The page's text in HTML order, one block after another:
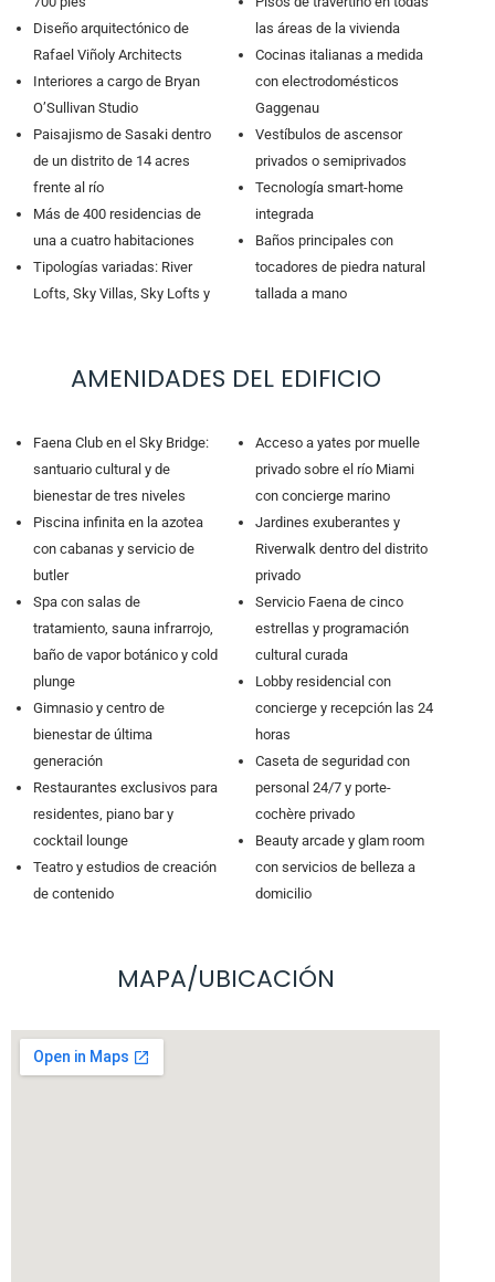
Diseño arquitectónico de
Rafael Viñoly Architects
Interiores a cargo de Bryan
O’Sullivan Studio
Paisajismo de Sasaki dentro
de un distrito de 14 acres
frente al río
Más de 400 residencias de
una a cuatro habitaciones
Tipologías variadas: River
Lofts, Sky Villas, Sky Lofts y
las áreas de la vivienda
Cocinas italianas a medida
con electrodomésticos
Gaggenau
Vestíbulos de ascensor
privados o semiprivados
Tecnología smart-home
integrada
Baños principales con
tocadores de piedra natural
tallada a mano
AMENIDADES DEL EDIFICIO
Faena Club en el Sky Bridge:
santuario cultural y de
bienestar de tres niveles
Piscina infinita en la azotea
con cabanas y servicio de
butler
Spa con salas de
tratamiento, sauna infrarrojo,
baño de vapor botánico y cold
plunge
Gimnasio y centro de
bienestar de última
generación
Restaurantes exclusivos para
residentes, piano bar y
cocktail lounge
Teatro y estudios de creación
de contenido
Acceso a yates por muelle
privado sobre el río Miami
con concierge marino
Jardines exuberantes y
Riverwalk dentro del distrito
privado
Servicio Faena de cinco
estrellas y programación
cultural curada
Lobby residencial con
concierge y recepción las 24
horas
Caseta de seguridad con
personal 24/7 y porte-
cochère privado
Beauty arcade y glam room
con servicios de belleza a
domicilio
MAPA/UBICACIÓN